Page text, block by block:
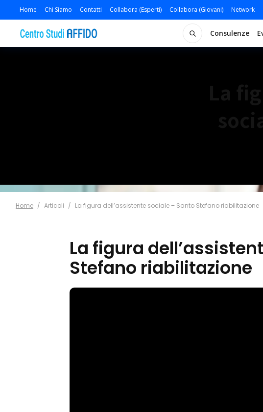
Home Chi Siamo Contatti Collabora (Esperti) Collabora (Giovani) Network
Consulenze
Home / Articoli / La figura dell’assistente sociale – Santo Stefano riabilitazione
La figura
Stefano riabilitazione